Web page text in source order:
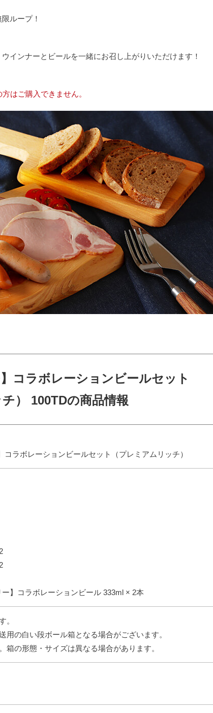
ループ！
インナーとビールを一緒にお召し上がりいただけます！
はご購入できません。
コラボレーションビールセット
） 100TDの商品情報
ラボレーションビールセット（プレミアムリッチ）
】コラボレーションビール 333ml × 2本
。
用の白い段ボール箱となる場合がございます。
の形態・サイズは異なる場合があります。